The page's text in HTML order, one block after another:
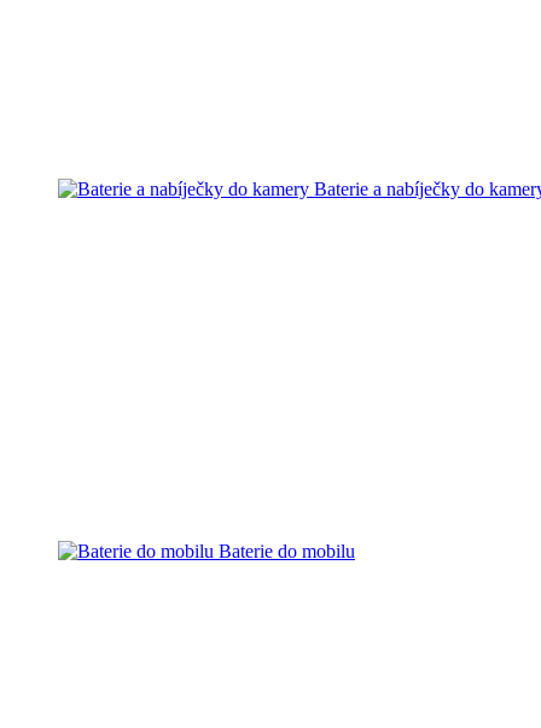
Baterie a nabíječky do
Baterie do mobilu